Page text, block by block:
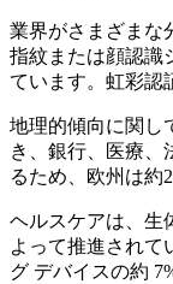
業界がさまざまな
指紋または顔認識
ています。虹彩認
地理的傾向に関し
き、銀行、医療、
るため、欧州は約
ヘルスケアは、生
よって推進されて
グ デバイスの約